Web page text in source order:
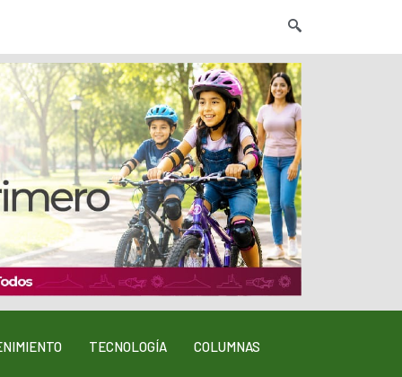
TECNOLOGÍA COLUMNAS